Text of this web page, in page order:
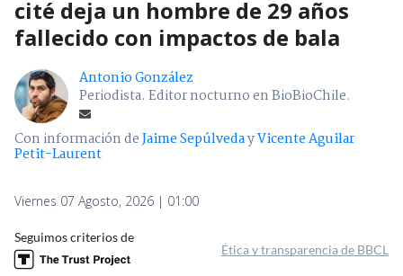
cité deja un hombre de 29 años
fallecido con impactos de bala
Antonio González
Periodista. Editor nocturno en BioBioChile.
Con información deJaime SepúlvedayVicente Aguilar
Petit-Laurent
Viernes 07 Agosto, 2026 | 01:00
Seguimos criterios de
Ética y transparencia de BBCL